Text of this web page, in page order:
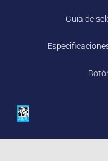
Guía de